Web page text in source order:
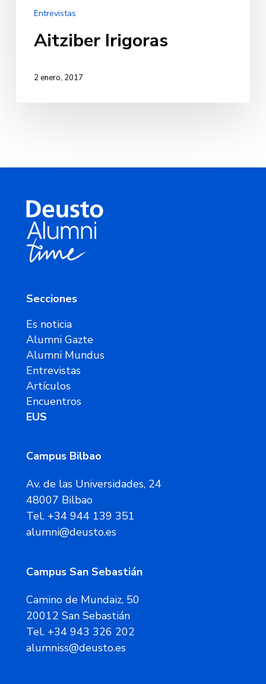
Entrevistas
Aitziber Irigoras
2 enero, 2017
Secciones
Es noticia
Alumni Gazte
Alumni Mundus
Entrevistas
Artículos
Encuentros
EUS
Campus Bilbao
Av. de las Universidades, 24
48007 Bilbao
Tel. +34 944 139 351
alumni@deusto.es
Campus San Sebastián
Camino de Mundaiz, 50
20012 San Sebastián
Tel. +34 943 326 202
alumniss@deusto.es